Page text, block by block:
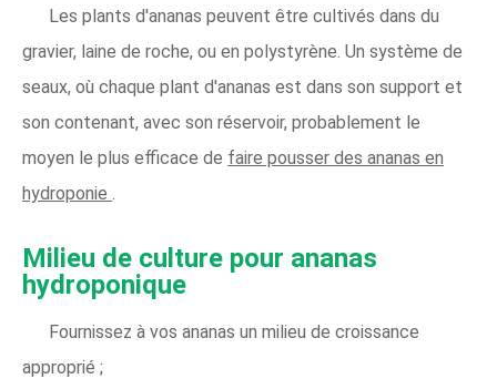
Les plants d'ananas peuvent être cultivés dans du
gravier, laine de roche, ou en polystyrène. Un système de
seaux, où chaque plant d'ananas est dans son support et
son contenant, avec son réservoir, probablement le
moyen le plus efficace de faire pousser des ananas en
hydroponie .
Milieu de culture pour ananas
hydroponique
Fournissez à vos ananas un milieu de croissance
approprié ;